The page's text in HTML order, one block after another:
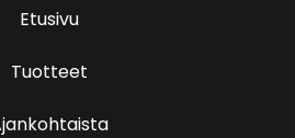
Etusivu
Tuotteet